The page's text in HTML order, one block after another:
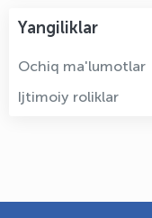
Yangiliklar
Ochiq ma'lumotlar
Ijtimoiy roliklar